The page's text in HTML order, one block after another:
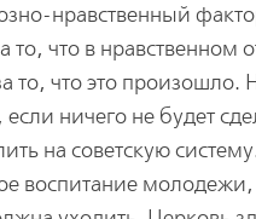
нравственный
то, что в нравственном
то, что это произошло.
ничего не будет
на советскую
воспитание